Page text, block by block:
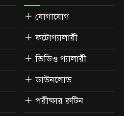
যোগাযোগ
ফটোগ্যালারী
ভিডিও গ্যালারী
ডাউনলোড
পরীক্ষার রুটিন